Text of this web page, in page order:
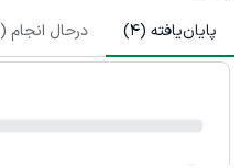
پایان‌یافته (4
) درحال انجام (